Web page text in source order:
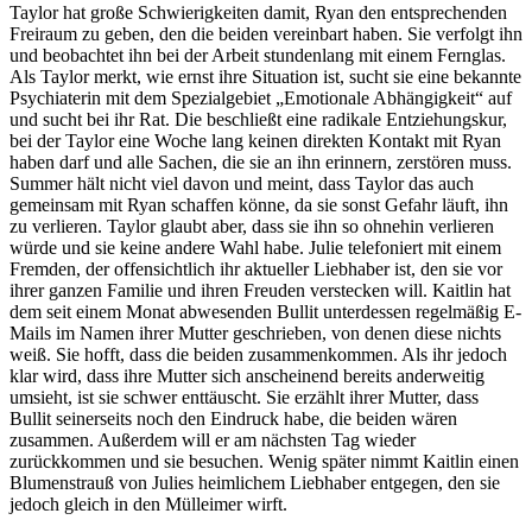
Taylor hat große Schwierigkeiten damit, Ryan den entsprechenden
Freiraum zu geben, den die beiden vereinbart haben. Sie verfolgt ihn
und beobachtet ihn bei der Arbeit stundenlang mit einem Fernglas.
Als Taylor merkt, wie ernst ihre Situation ist, sucht sie eine bekannte
Psychiaterin mit dem Spezialgebiet „Emotionale Abhängigkeit“ auf
und sucht bei ihr Rat. Die beschließt eine radikale Entziehungskur,
bei der Taylor eine Woche lang keinen direkten Kontakt mit Ryan
haben darf und alle Sachen, die sie an ihn erinnern, zerstören muss.
Summer hält nicht viel davon und meint, dass Taylor das auch
gemeinsam mit Ryan schaffen könne, da sie sonst Gefahr läuft, ihn
zu verlieren. Taylor glaubt aber, dass sie ihn so ohnehin verlieren
würde und sie keine andere Wahl habe. Julie telefoniert mit einem
Fremden, der offensichtlich ihr aktueller Liebhaber ist, den sie vor
ihrer ganzen Familie und ihren Freuden verstecken will. Kaitlin hat
dem seit einem Monat abwesenden Bullit unterdessen regelmäßig E-
Mails im Namen ihrer Mutter geschrieben, von denen diese nichts
weiß. Sie hofft, dass die beiden zusammenkommen. Als ihr jedoch
klar wird, dass ihre Mutter sich anscheinend bereits anderweitig
umsieht, ist sie schwer enttäuscht. Sie erzählt ihrer Mutter, dass
Bullit seinerseits noch den Eindruck habe, die beiden wären
zusammen. Außerdem will er am nächsten Tag wieder
zurückkommen und sie besuchen. Wenig später nimmt Kaitlin einen
Blumenstrauß von Julies heimlichem Liebhaber entgegen, den sie
jedoch gleich in den Mülleimer wirft.